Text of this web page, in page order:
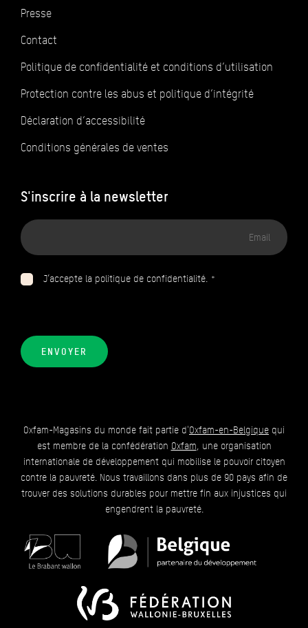
Presse
Contact
Politique de confidentialité et conditions d’utilisation
Protection contre les abus et politique d’intégrité
Déclaration d’accessibilité
Conditions générales de ventes
S'inscrire à la newsletter
Adresse
email
J’accepte la politique de confidentialité. *
ENVOYER
Oxfam-Magasins du monde fait partie d'Oxfam-en-Belgique qui
est membre de la confédération Oxfam, une organisation
internationale de développement qui mobilise le pouvoir citoyen
contre la pauvreté. Nous travaillons dans plus de 90 pays afin de
trouver des solutions durables pour mettre fin aux injustices qui
engendrent la pauvreté.